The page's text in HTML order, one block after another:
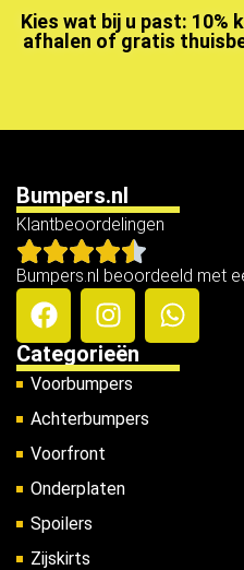
Kies wat bij u past: 10%
afhalen of gratis
Bumpers.nl
Klantbeoordelingen
Bumpers.nl beoordeeld met
Categorieën
Voorbumpers
Achterbumpers
Voorfront
Onderplaten
Spoilers
Zijskirts